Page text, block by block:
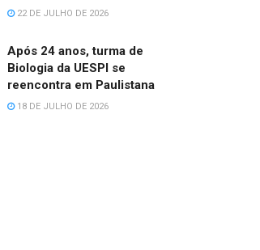
22 DE JULHO DE 2026
Após 24 anos, turma de
Biologia da UESPI se
reencontra em Paulistana
18 DE JULHO DE 2026